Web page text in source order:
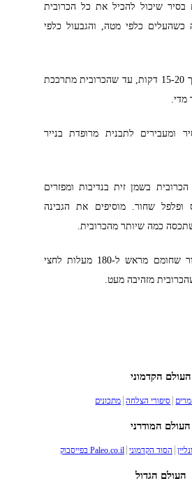
בסיר שיכול להכיל את כל הכרובית
כשהעלים כלפי מטה, והגבעול כלפי
מבשלים במשך 15-20 דקות, עד שהכרובית מתרככת
מדי.
ומעבירים לתבנית מרופדת בנייר
בשמן זית בנדיבות ומפזרים
שחור. מוסיפים את הגבינה
כמה שיותר מהכרובית.
מכניסים לתנור שחומם מראש ל-180 מעלות לחצי
מזהיבה מעט.
העולם הקדמוני
סיפורי הצלחה מתכונים
העולם המודרני
הסוד הקדמוני Paleo.co.il בפייסבוק
העולם הגדול